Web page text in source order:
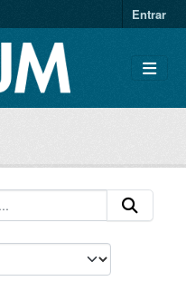
Entrar